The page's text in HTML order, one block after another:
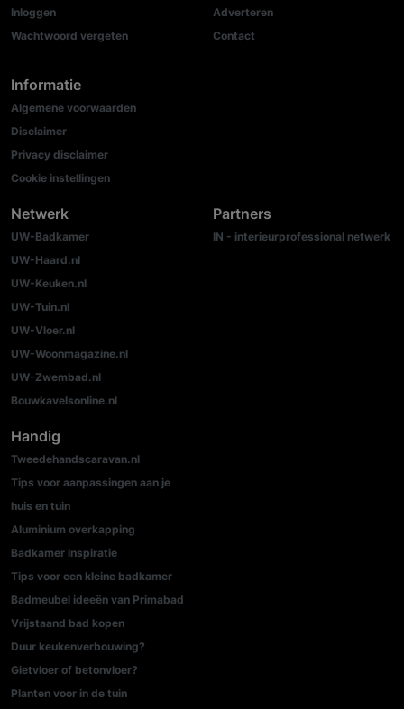
Inloggen
Wachtwoord vergeten
Informatie
Algemene voorwaarden
Disclaimer
Privacy disclaimer
Cookie instellingen
Adverteren
Contact
Netwerk
UW-Badkamer
UW-Haard.nl
UW-Keuken.nl
UW-Tuin.nl
UW-Vloer.nl
UW-Woonmagazine.nl
UW-Zwembad.nl
Bouwkavelsonline.nl
Partners
IN - interieurprofessional netwerk
Handig
Tweedehandscaravan.nl
Tips voor aanpassingen aan je
huis en tuin
Aluminium overkapping
Badkamer inspiratie
Tips voor een kleine badkamer
Badmeubel ideeën van Primabad
Vrijstaand bad kopen
Duur keukenverbouwing?
Gietvloer of betonvloer?
Planten voor in de tuin